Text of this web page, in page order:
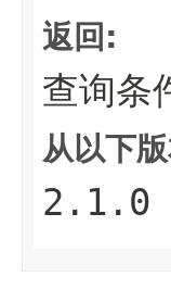
返回:
查询条
从以下
2.1.0